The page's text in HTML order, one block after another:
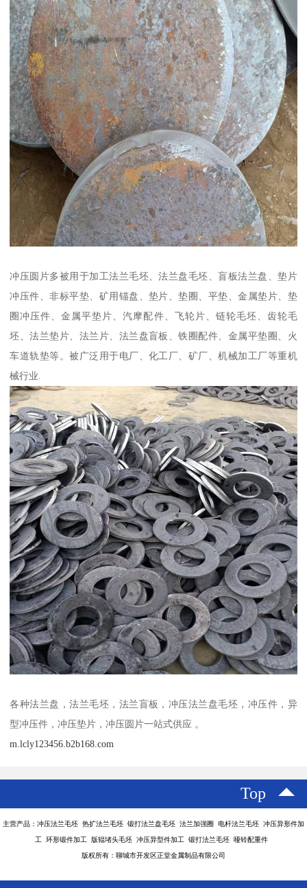
冲压圆片多被用于加工法兰毛坯、法兰盘毛坯、盲板法兰盘、垫片
冲压件、非标平垫、矿用锚盘、垫片、垫圈、平垫、金属垫片、垫
圈冲压件、金属平垫片、汽摩配件、飞轮片、链轮毛坯、齿轮毛
坯、法兰垫片、法兰片、法兰盘盲板、铁圈配件、金属平垫圈、火
车道轨垫等。被广泛用于电厂、化工厂、矿厂、机械加工厂等重机
械行业.
各种法兰盘，法兰毛坯，法兰盲板，冲压法兰盘毛坯，冲压件，异
型冲压件，冲压垫片，冲压圆片一站式供应 。
m.lcly123456.b2b168.com
Top
主营产品：冲压法兰毛坯 热扩法兰毛坯 锻打法兰盘毛坯 法兰加强圈 电杆法兰毛坯 冲压异形件加
工 环形锻件加工 版辊堵头毛坯 冲压异型件加工 锻打法兰毛坯 哑铃配重件
版权所有：聊城市开发区正堂金属制品有限公司